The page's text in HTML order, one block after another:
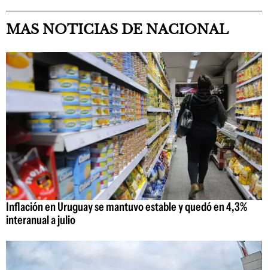
MAS NOTICIAS DE NACIONAL
Inflación en Uruguay se mantuvo estable y quedó en 4,3%
interanual a julio